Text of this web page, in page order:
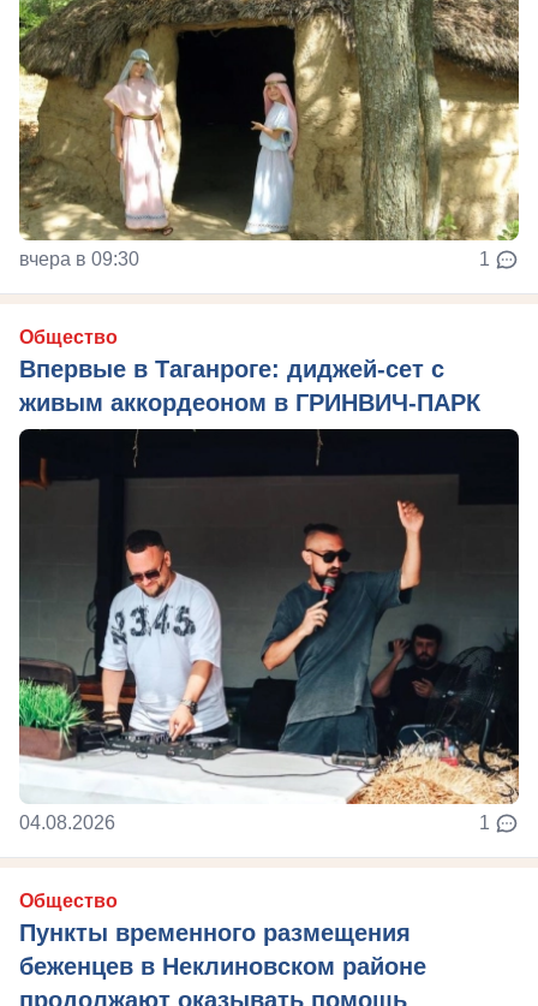
вчера в 09:30 1
Общество
Впервые в Таганроге: диджей-сет с
живым аккордеоном в ГРИНВИЧ-ПАРК
04.08.2026 1
Общество
Пункты временного размещения
беженцев в Неклиновском районе
продолжают оказывать помощь